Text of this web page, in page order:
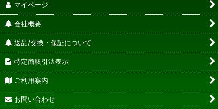
マイページ
会社概要
返品/交換・保証について
特定商取引法表示
ご利用案内
お問い合わせ